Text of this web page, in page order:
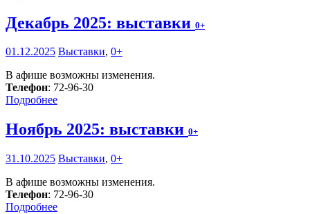
Декабрь 2025: выставки 0+
01.12.2025 Выставки, 0+
В афише возможны изменения.
Телефон: 72-96-30
Подробнее
Ноябрь 2025: выставки 0+
31.10.2025 Выставки, 0+
В афише возможны изменения.
Телефон: 72-96-30
Подробнее